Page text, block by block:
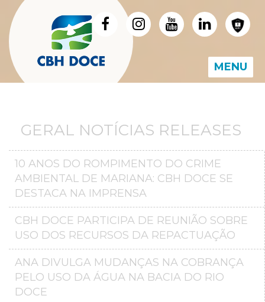
MENU
GERAL NOTÍCIAS RELEASES
10 ANOS DO ROMPIMENTO DO CRIME
AMBIENTAL DE MARIANA: CBH DOCE SE
DESTACA NA IMPRENSA
CBH DOCE PARTICIPA DE REUNIÃO SOBRE
USO DOS RECURSOS DA REPACTUAÇÃO
ANA DIVULGA MUDANÇAS NA COBRANÇA
PELO USO DA ÁGUA NA BACIA DO RIO
DOCE